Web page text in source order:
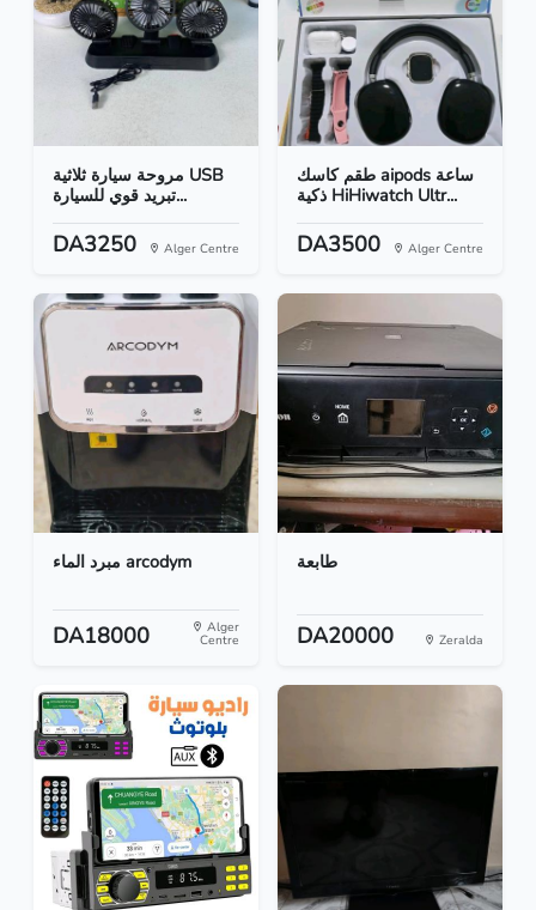
مروحة سيارة ثلاثية USB
تبريد قوي للسيارة...
DA3250 Alger Centre
طقم كاسك aipods ساعة
ذكية HiHiwatch Ultr...
DA3500 Alger Centre
مبرد الماء arcodym
DA18000 Alger
Centre
طابعة
DA20000 Zeralda